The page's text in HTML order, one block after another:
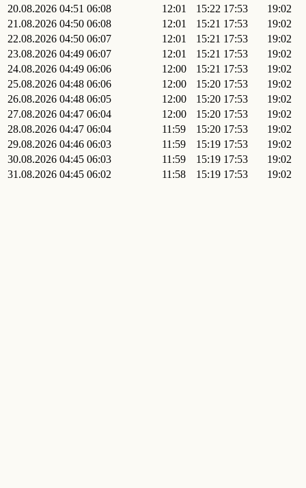
20.08.2026 04:51 06:08 12:01 15:22 17:53
19:02
21.08.2026 04:50 06:08 12:01 15:21 17:53
19:02
22.08.2026 04:50 06:07 12:01 15:21 17:53
19:02
23.08.2026 04:49 06:07 12:01 15:21 17:53
19:02
24.08.2026 04:49 06:06 12:00 15:21 17:53
19:02
25.08.2026 04:48 06:06 12:00 15:20 17:53
19:02
26.08.2026 04:48 06:05 12:00 15:20 17:53
19:02
27.08.2026 04:47 06:04 12:00 15:20 17:53
19:02
28.08.2026 04:47 06:04 11:59 15:20 17:53
19:02
29.08.2026 04:46 06:03 11:59 15:19 17:53
19:02
30.08.2026 04:45 06:03 11:59 15:19 17:53
19:02
31.08.2026 04:45 06:02 11:58 15:19 17:53 19:02